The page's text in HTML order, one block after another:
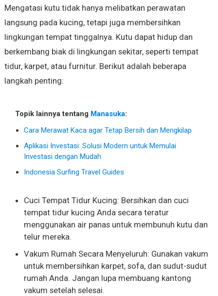
Mengatasi kutu tidak hanya melibatkan perawatan
langsung pada kucing, tetapi juga membersihkan
lingkungan tempat tinggalnya. Kutu dapat hidup dan
berkembang biak di lingkungan sekitar, seperti tempat
tidur, karpet, atau furnitur. Berikut adalah beberapa
langkah penting:
Topik lainnya tentang Manasuka:
Cara Merawat Kaca agar Tetap Bersih dan Mengkilap
Aplikasi Investasi: Solusi Modern untuk Memulai
Investasi dengan Mudah
Indonesia Surfing Travel Guides
Cuci Tempat Tidur Kucing: Bersihkan dan cuci
tempat tidur kucing Anda secara teratur
menggunakan air panas untuk membunuh kutu dan
telur mereka.
Vakum Rumah Secara Menyeluruh: Gunakan vakum
untuk membersihkan karpet, sofa, dan sudut-sudut
rumah Anda. Jangan lupa membuang kantong
vakum setelah selesai.